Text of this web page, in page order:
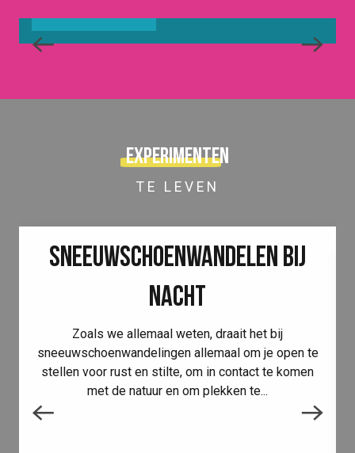
Experimenten
TE LEVEN
SNEEUWSCHOENWANDELEN BIJ
NACHT
Zoals we allemaal weten, draait het bij
sneeuwschoenwandelingen allemaal om je open te
stellen voor rust en stilte, om in contact te komen
met de natuur en om plekken te...